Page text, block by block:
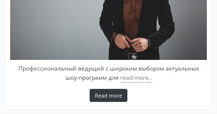
Профессиональный ведущий с широким выбором актуальных
шоу-программ для read more..
Read more